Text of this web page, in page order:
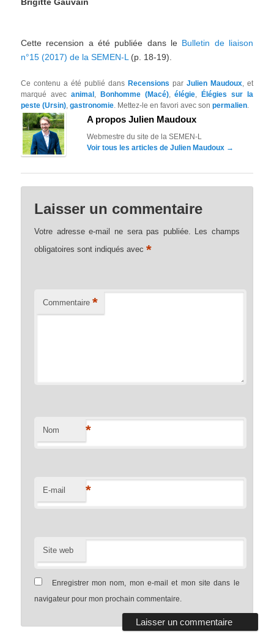
Cette recension a été publiée dans leBulletin de liaison
n°15 (2017) de la SEMEN-L (p. 18-19).
Ce contenu a été publié dans Recensions par Julien Maudoux, et
marqué avec animal , Bonhomme (Macé),élégie,
Élégies sur la
peste (Ursin),gastronomie. Mettez-le en favori avec sonpermalien.
A propos Julien Maudoux
Webmestre du site de la SEMEN-L
Voir tous les articles de Julien Maudoux →
Laisser un commentaire
Votre adresse e-mail ne sera pas publiée.
Les champs
obligatoires sont indiqués avec*
Commentaire *
Nom *
E-mail *
Site web
Enregistrer mon nom, mon e-mail et mon site dans le
navigateur pour mon prochain commentaire.